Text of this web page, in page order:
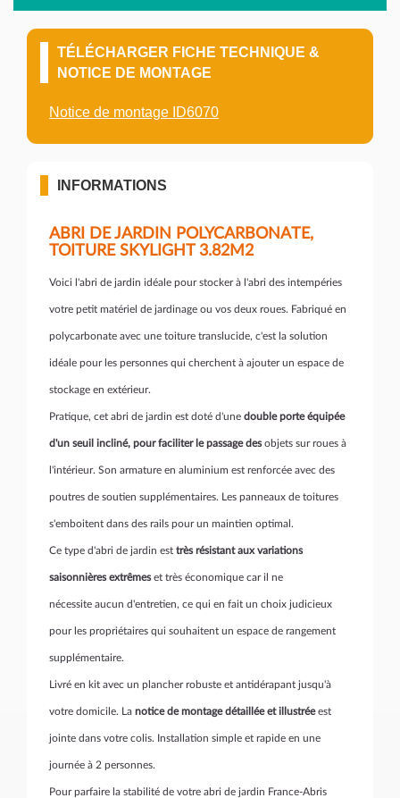
TÉLÉCHARGER FICHE TECHNIQUE &
NOTICE DE MONTAGE
Notice de montage ID6070
INFORMATIONS
ABRI DE JARDIN POLYCARBONATE,
TOITURE SKYLIGHT 3.82M2
Voici l'abri de jardin idéale pour stocker à l'abri des intempéries
votre petit matériel de jardinage ou vos deux roues. Fabriqué en
polycarbonate avec une toiture translucide, c'est la solution
idéale pour les personnes qui cherchent à ajouter un espace de
stockage en extérieur.
Pratique, cet abri de jardin est doté d'une double porte équipée
d'un seuil incliné, pour faciliter le passage desobjets sur roues à
l'intérieur. Son armature en aluminium est renforcée avec des
poutres de soutien supplémentaires. Les panneaux de toitures
s'emboitent dans des rails pour un maintien optimal.
Ce type d'abri de jardin est très résistant aux variations
saisonnières extrêmeset très économique car il ne
nécessite aucun d'entretien, ce qui en fait un choix judicieux
pour les propriétaires qui souhaitent un espace de rangement
supplémentaire.
Livré en kit avec un plancher robuste et antidérapant jusqu'à
votre domicile. La notice de montage détaillée et illustréeest
jointe dans votre colis. Installation simple et rapide en une
journée à 2 personnes.
Pour parfaire la stabilité de votre abri de jardin France-Abris